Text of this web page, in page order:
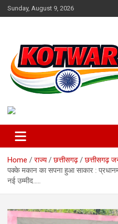
Skip
to
Sunday, August 9, 2026
kotwar.in
Home राज्य छत्तीसगढ़
छत्तीसगढ़
पक्के मकान का सपना हुआ साकार :
नई उम्मीद…..